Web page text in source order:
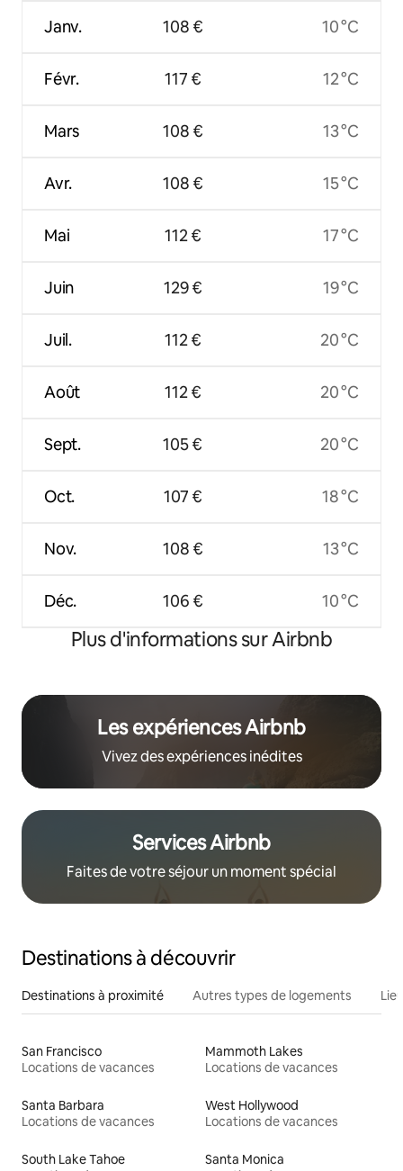
Janv.
Févr.
Mars
Avr.
Mai
Juin
Juil.
Août
Sept.
Oct.
Nov.
Déc.
108 €
117 €
108 €
108 €
112 €
129 €
112 €
112 €
105 €
107 €
108 €
106 €
10 °C
12 °C
13 °C
15 °C
17 °C
19 °C
20 °C
20 °C
20 °C
18 °C
13 °C
10 °C
Plus d'informations sur Airbnb
Les expériences Airbnb
Vivez des expériences inédites
Services Airbnb
Faites de votre séjour un moment spécial
Destinations à découvrir
Destinations à proximité Autres types de logements
San Francisco
Locations de vacances
Mammoth Lakes
Locations de vacances
Santa Barbara
Locations de vacances
West Hollywood
Locations de vacances
South Lake Tahoe
Santa Monica